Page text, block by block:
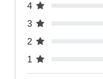
4
3
2
1